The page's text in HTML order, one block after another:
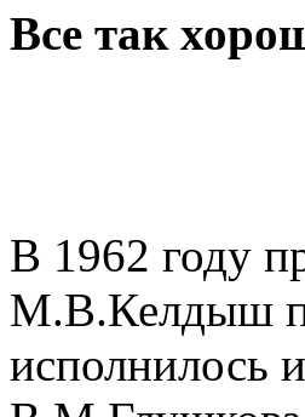
Все так
В 1962 году
М.В.Келдыш
исполнилось